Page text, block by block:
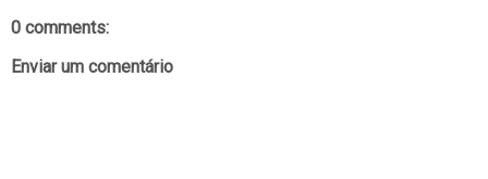
0 comments:
Enviar um comentário